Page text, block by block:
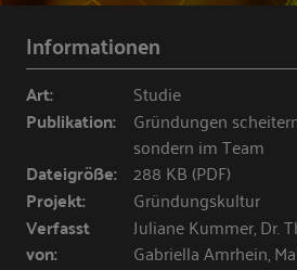
Informationen
Art: Studie
Publikation:
Gründungen
sondern im Team
Dateigröße: 288 KB (PDF)
Projekt: Gründungskultur
Verfasst
von:
Juliane Kummer, Dr.
Gabriella Amrhein,